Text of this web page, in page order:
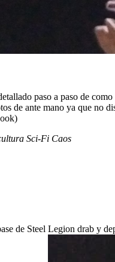
paso a paso de
de ante mano ya que no
Sci-Fi Caos
de Steel Legion drab y